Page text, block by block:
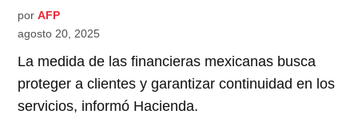
por AFP
agosto 20, 2025
La medida de las financieras mexicanas busca
proteger a clientes y garantizar continuidad en los
servicios, informó Hacienda.